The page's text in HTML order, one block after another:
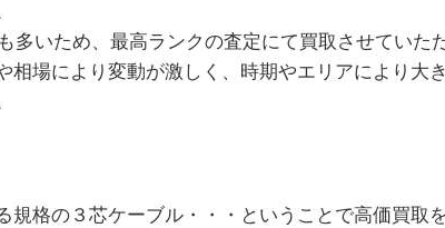
多いため、最高ランクの査定にて買取させていた
場により変動が激しく、時期やエリアにより大
規格の３芯ケーブル・・・ということで高価買取